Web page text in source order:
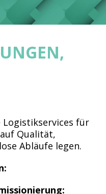
für
Qualität,
Abläufe legen.